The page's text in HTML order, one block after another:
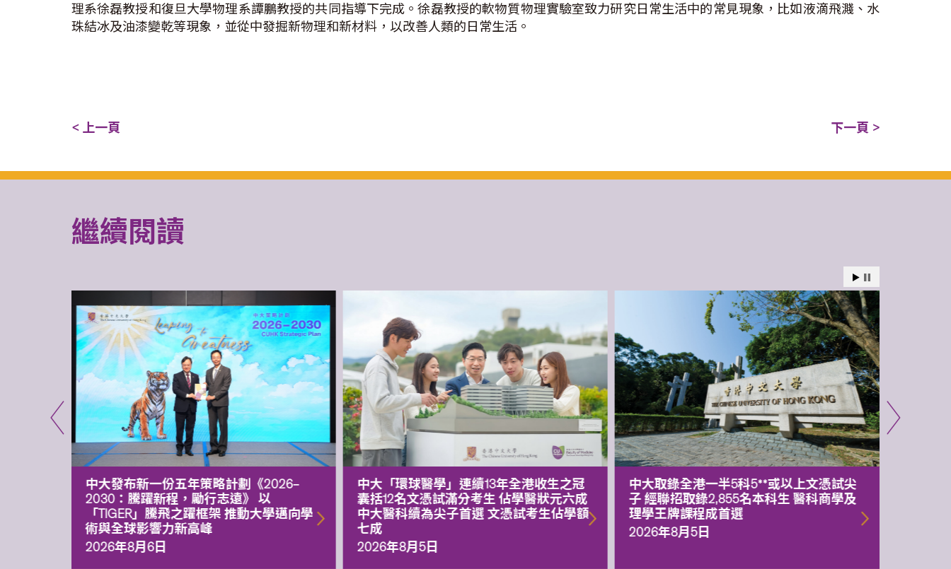
理系徐磊教授和復旦大學物理系譚鵬教授的共同指導下完成。徐磊教授的軟物質物理實驗室致力研究日常生活中的常見現象，比如液滴飛濺、水
珠結冰及油漆變乾等現象，並從中發掘新物理和新材料，以改善人類的日常生活。
< 上一頁 下一頁 >
繼續閱讀
中大發布新一份五年策略計劃《2026‒
2030：騰躍新程，勵行志遠》 以
「TIGER」騰飛之躍框架 推動大學邁向學
術與全球影響力新高峰
2026年8月6日
中大「環球醫學」連續13年全港收生之冠
囊括12名文憑試滿分考生 佔學醫狀元六成
中大醫科續為尖子首選 文憑試考生佔學額
七成
2026年8月5日
中大取錄全港一半5科5**或以上文憑試尖
子 經聯招取錄2,855名本科生 醫科商學及
理學王牌課程成首選
2026年8月5日